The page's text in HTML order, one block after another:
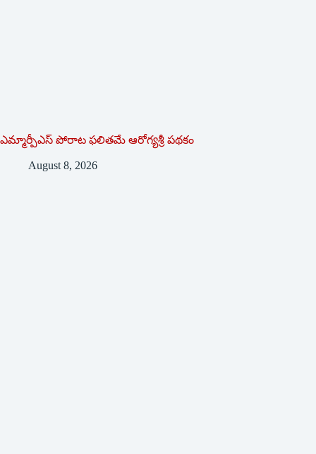
ఎమ్మార్పీఎస్ పోరాట ఫలితమే ఆరోగ్యశ్రీ పథకం
August 8, 2026